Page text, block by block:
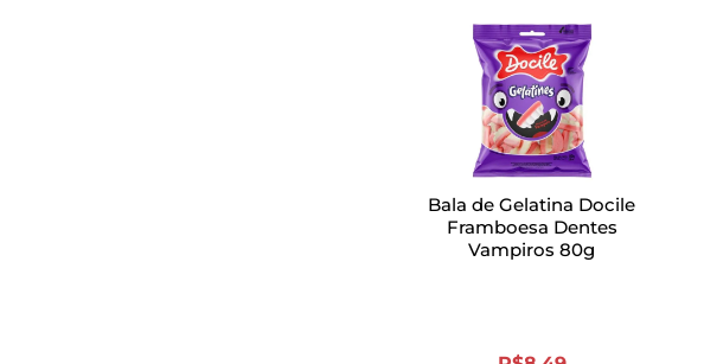
Bala de Gelatina Docile
Framboesa Dentes
Vampiros 80g